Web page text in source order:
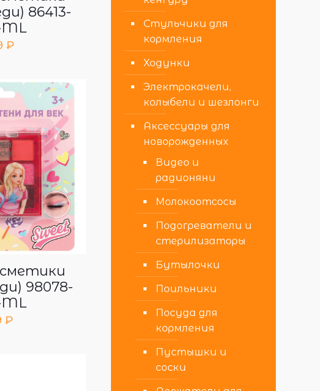
86413-
₽
98078-
₽
Стульчики для
кормления
Ходунки
Электрокачели,
колыбели и шезлонги
Аксессуары для
новорожденных
Видео и
радионяни
Молокоотсосы
Подогреватели и
стерилизаторы
Бутылочки
Поильники
Посуда для
кормления
Пустышки и
соски